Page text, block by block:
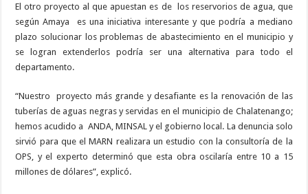
El otro proyecto al que apuestan es de los reservorios de agua, que
según Amaya
es una iniciativa interesante y que podría a mediano
plazo solucionar los problemas de abastecimiento en el municipio y
se logran extenderlos podría ser una alternativa para todo el
departamento.
“Nuestro
proyecto más grande y desafiante es la renovación de las
tuberías de aguas negras y servidas en el municipio de Chalatenango;
hemos acudido a ANDA, MINSAL y el gobierno local. La denuncia solo
sirvió para que el MARN realizara un estudio con la consultoría de la
OPS, y el experto determinó que esta obra oscilaría entre 10 a 15
millones de dólares”, explicó.